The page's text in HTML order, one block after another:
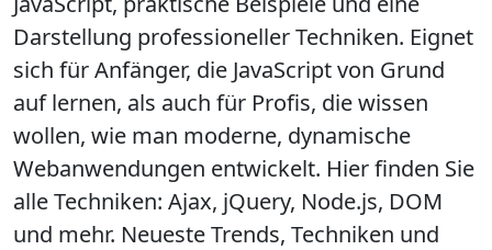
Darstellung professioneller Techniken. Eignet
sich für Anfänger, die JavaScript von Grund
auf lernen, als auch für Profis, die wissen
wollen, wie man moderne, dynamische
Webanwendungen entwickelt. Hier finden Sie
alle Techniken: Ajax, jQuery, Node.js, DOM
und mehr. Neueste Trends, Techniken und